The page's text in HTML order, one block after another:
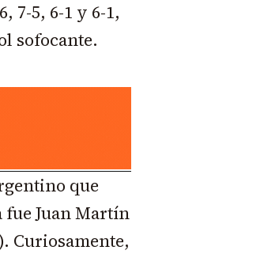
7-5, 6-1 y 6-1,
sofocante.
que
fue Juan Martín
Curiosamente,